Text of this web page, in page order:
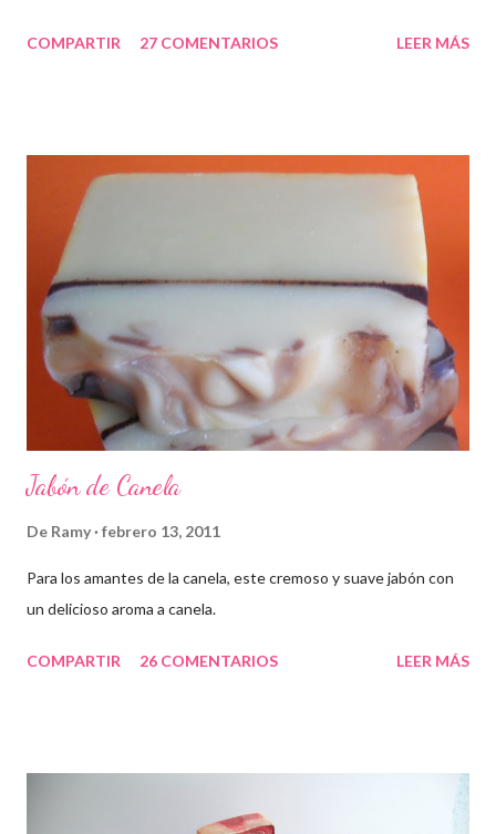
COMPARTIR 27 COMENTARIOS LEER MÁS
Jabón de Canela
De Ramy febrero 13, 2011
Para los amantes de la canela, este cremoso y suave jabón con
un delicioso aroma a canela.
COMPARTIR 26 COMENTARIOS LEER MÁS